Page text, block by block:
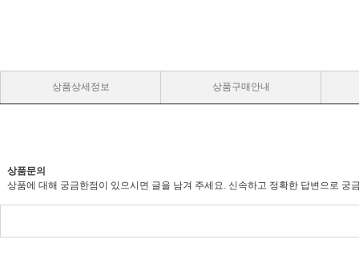
상품상세정보 상품구매안내
상품문의
상품에 대해 궁금한점이 있으시면 글을 남겨 주세요. 신속하고 정확한 답변으로 궁